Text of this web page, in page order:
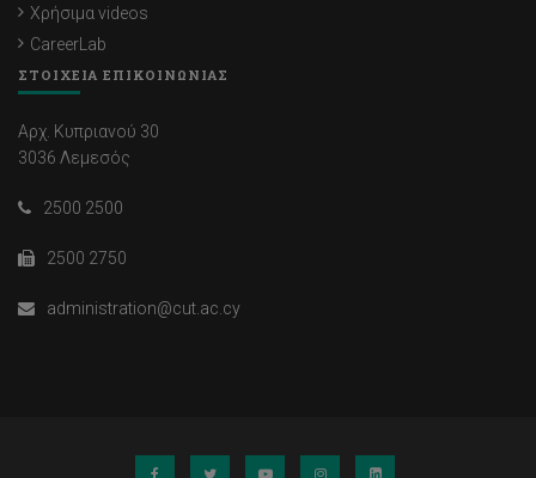
Χρήσιμα videos
CareerLab
ΣΤΟΙΧΕΙΑ ΕΠΙΚΟΙΝΩΝΙΑΣ
Αρχ. Κυπριανού 30
3036 Λεμεσός
2500 2500
2500 2750
administration@cut.ac.cy